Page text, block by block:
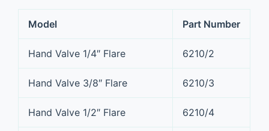
Model Part Number
Hand Valve 1/4″ Flare 6210/2
Hand Valve 3/8″ Flare 6210/3
Hand Valve 1/2″ Flare 6210/4